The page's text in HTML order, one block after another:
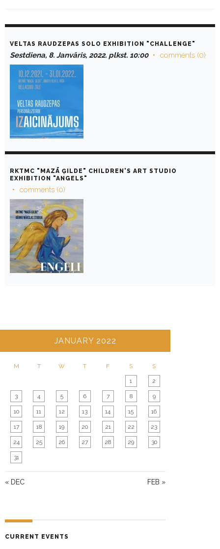
a
8
2
VELTAS RAUDZEPAS SOLO EXHIBITION "CHALLENGE"
Sestdiena, 8. Janvāris, 2022. plkst. 10:00 comments (0)
RKTMC "MAZĀ ĢILDE" CHILDREN'S ART STUDIO
EXHIBITION "ANGELS"
comments (0)
JANUARY 2022
M T W T F S S
« DEC FEB »
1 2
3 4 5 6 7 8 9
10 11 12 13 14 15 16
17 18 19 20 21 22 23
24 25 26 27 28 29 30
31
CURRENT EVENTS